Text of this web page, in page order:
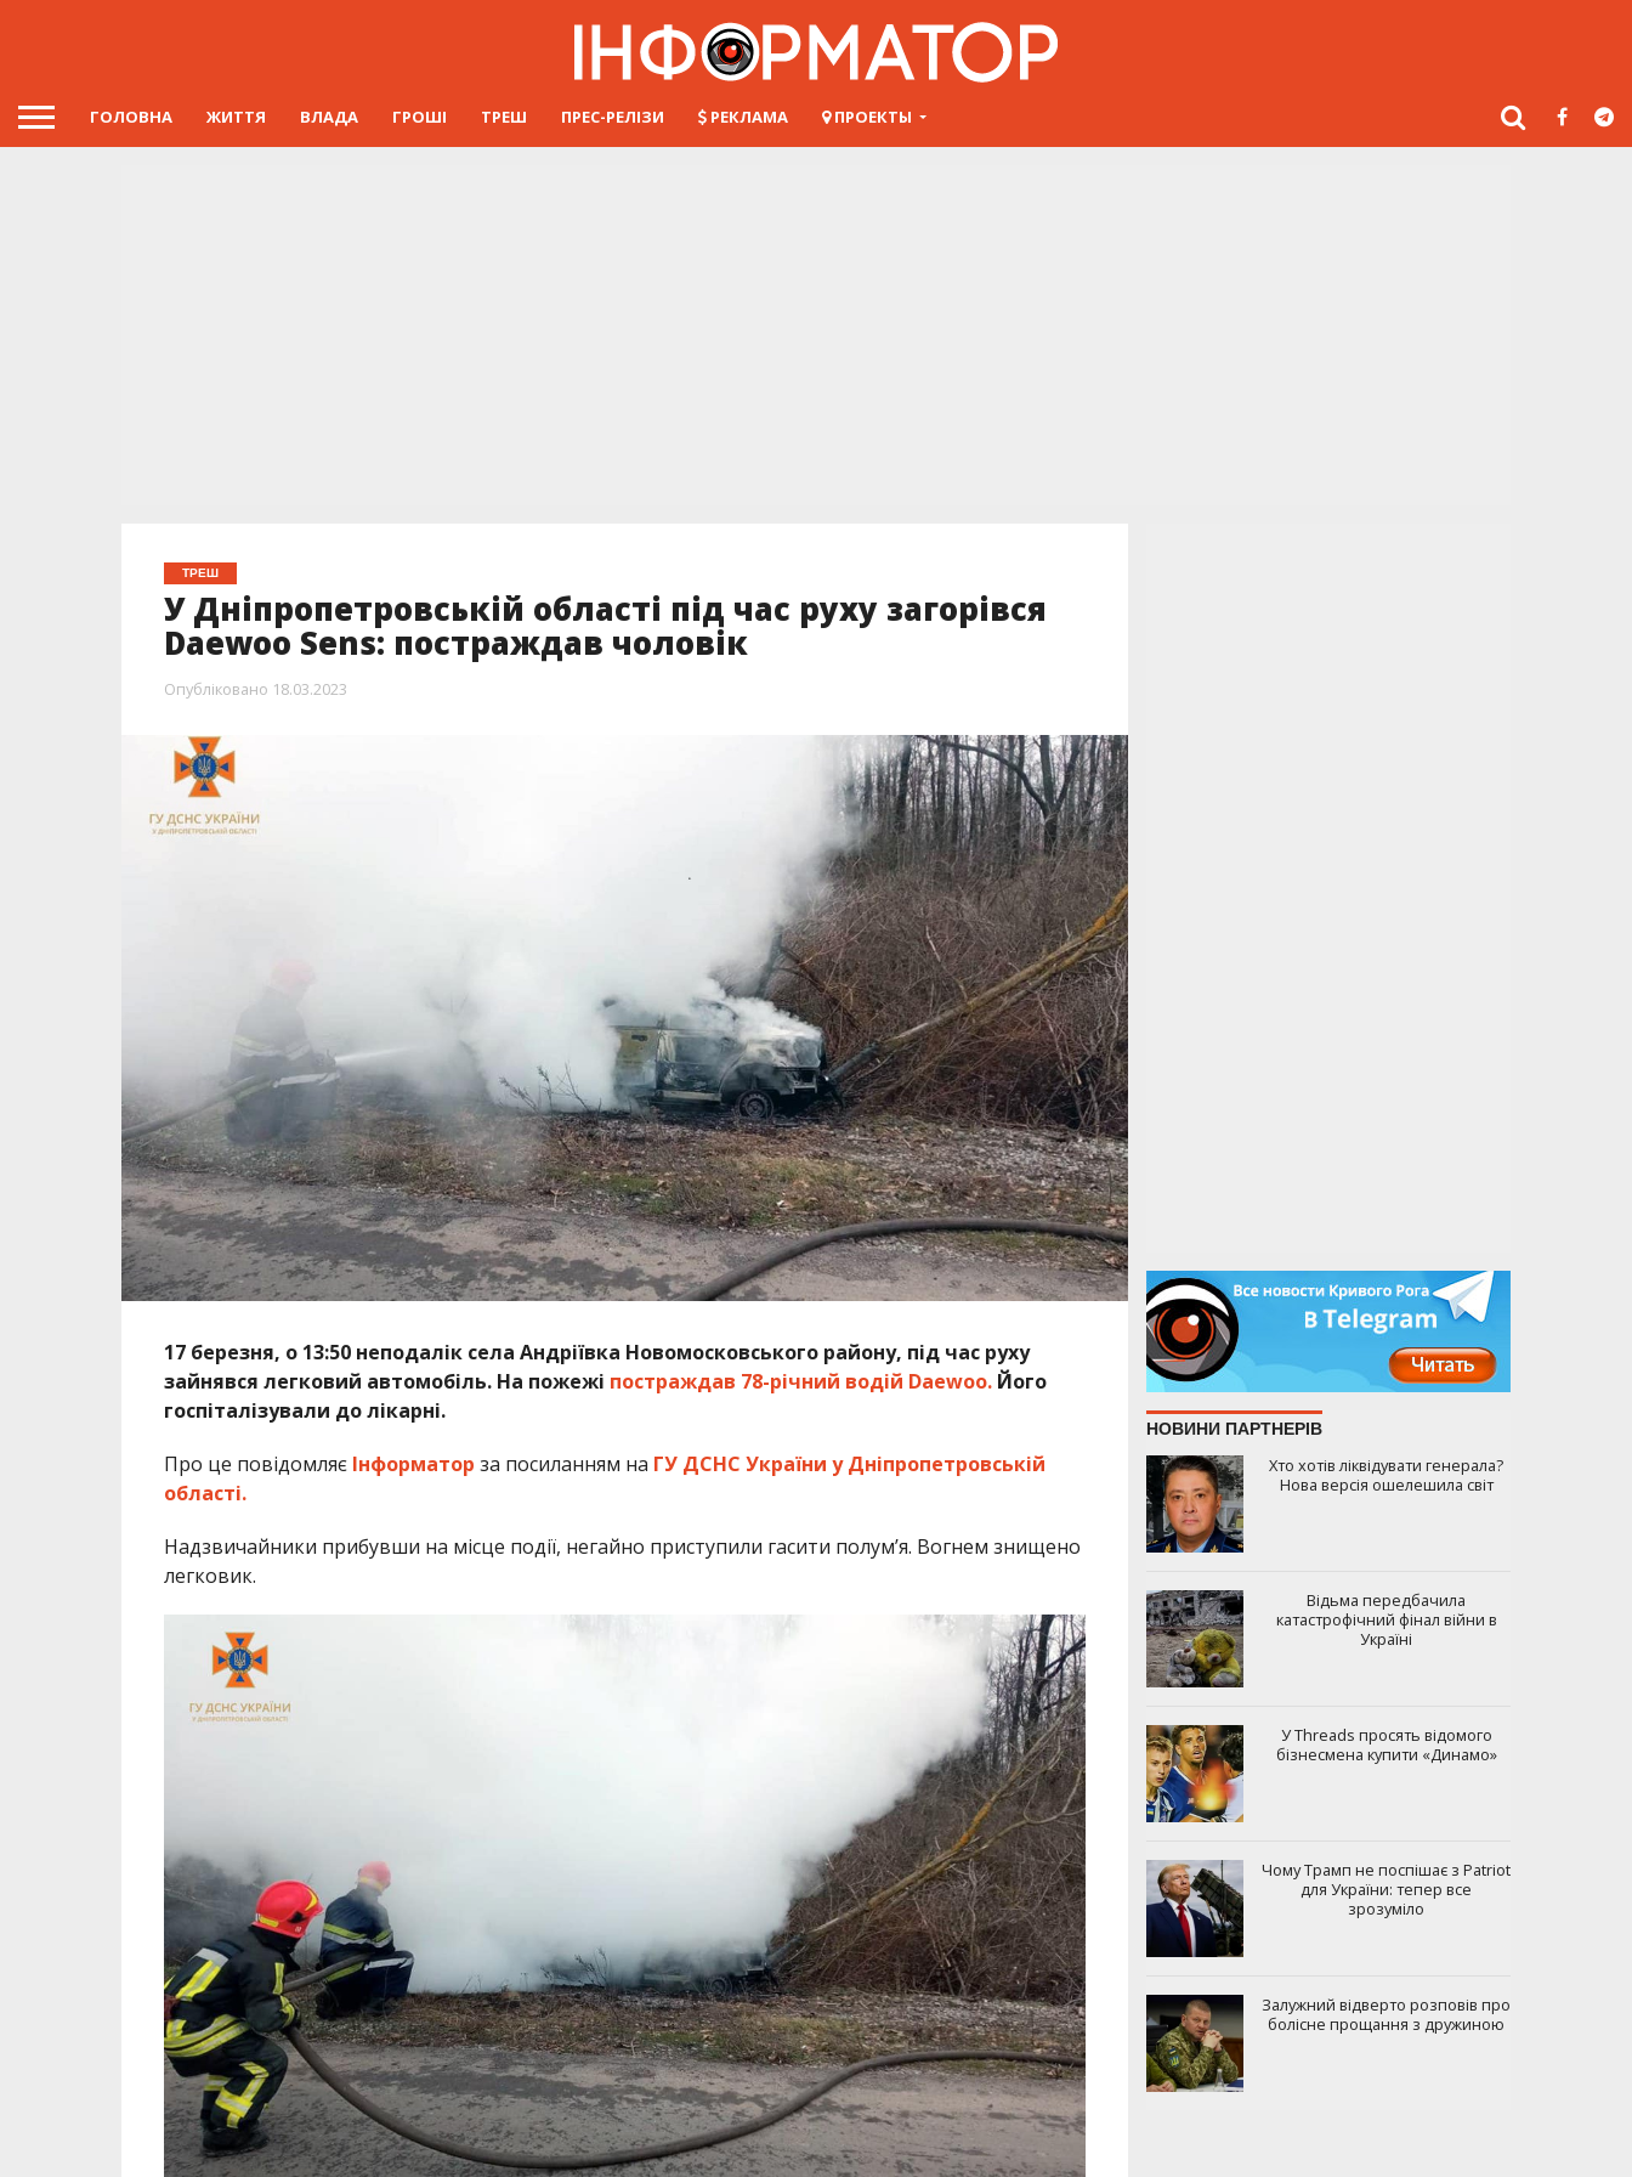
ГОЛОВНА ЖИТТЯ ВЛАДА ГРОШІ ТРЕШ ПРЕС-РЕЛІЗИ РЕКЛАМА ПРОЕКТЫ
ТРЕШ
У Дніпропетровській області під час руху загорівся
Daewoo Sens: постраждав чоловік
Опубліковано 18.03.2023
17 березня, о 13:50 неподалік села Андріївка Новомосковського району, під час руху
зайнявся легковий автомобіль. На пожежі постраждав 78-річний водій Daewoo.Його
госпіталізували до лікарні.
Про це повідомляє Інформатор за посиланням на ГУ ДСНС України у Дніпропетровській
області.
Надзвичайники прибувши на місце події, негайно приступили гасити полум’я. Вогнем знищено
легковик.